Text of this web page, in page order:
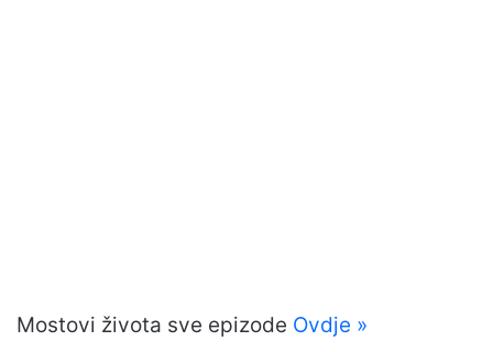
Mostovi života sve epizode Ovdje »